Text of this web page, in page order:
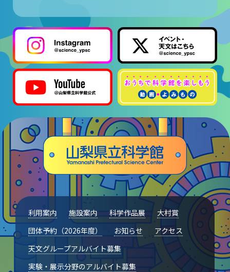
利用案内 施設案内 科学作品展
大村賞
団体予約（2026年度）
お知らせ
アクセス
天文グループアルバイト募集
実験・展示分野のアルバイト募集